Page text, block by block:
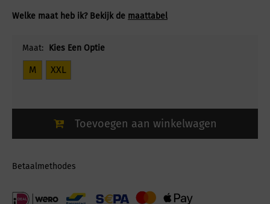
Welke maat heb ik? Bekijk de maattabel
Maat: Kies Een Optie
M XXL
Toevoegen aan winkelwagen
Betaalmethodes